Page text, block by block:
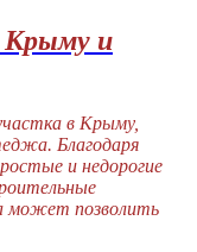
и
в Крыму,
Благодаря
и недорогие
может позволить